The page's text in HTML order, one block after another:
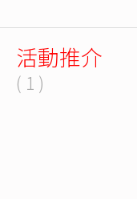
活動推介
( 1 )